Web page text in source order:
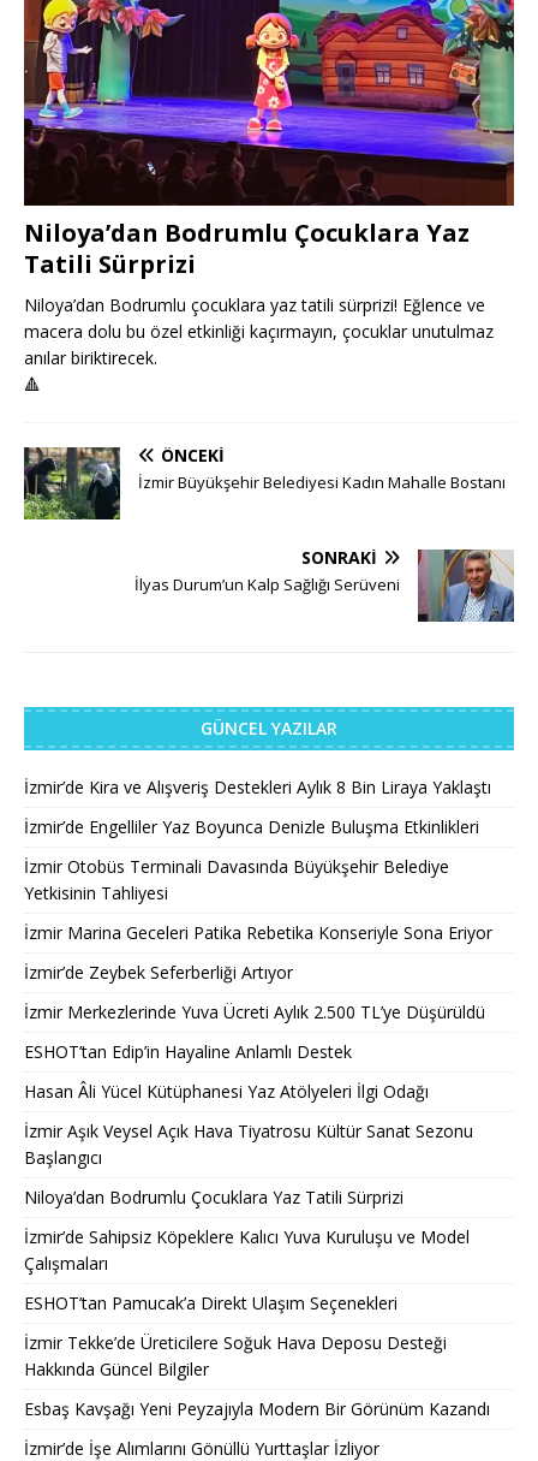
Niloya’dan Bodrumlu Çocuklara Yaz
Tatili Sürprizi
Niloya’dan Bodrumlu çocuklara yaz tatili sürprizi! Eğlence ve
macera dolu bu özel etkinliği kaçırmayın, çocuklar unutulmaz
anılar biriktirecek.
🔺
ÖNCEKI
İzmir Büyükşehir Belediyesi Kadın Mahalle Bostanı
SONRAKI
İlyas Durum’un Kalp Sağlığı Serüveni
GÜNCEL YAZILAR
İzmir’de Kira ve Alışveriş Destekleri Aylık 8 Bin Liraya Yaklaştı
İzmir’de Engelliler Yaz Boyunca Denizle Buluşma Etkinlikleri
İzmir Otobüs Terminali Davasında Büyükşehir Belediye
Yetkisinin Tahliyesi
İzmir Marina Geceleri Patika Rebetika Konseriyle Sona Eriyor
İzmir’de Zeybek Seferberliği Artıyor
İzmir Merkezlerinde Yuva Ücreti Aylık 2.500 TL’ye Düşürüldü
ESHOT’tan Edip’in Hayaline Anlamlı Destek
Hasan Âli Yücel Kütüphanesi Yaz Atölyeleri İlgi Odağı
İzmir Aşık Veysel Açık Hava Tiyatrosu Kültür Sanat Sezonu
Başlangıcı
Niloya’dan Bodrumlu Çocuklara Yaz Tatili Sürprizi
İzmir’de Sahipsiz Köpeklere Kalıcı Yuva Kuruluşu ve Model
Çalışmaları
ESHOT’tan Pamucak’a Direkt Ulaşım Seçenekleri
İzmir Tekke’de Üreticilere Soğuk Hava Deposu Desteği
Hakkında Güncel Bilgiler
Esbaş Kavşağı Yeni Peyzajıyla Modern Bir Görünüm Kazandı
İzmir’de İşe Alımlarını Gönüllü Yurttaşlar İzliyor